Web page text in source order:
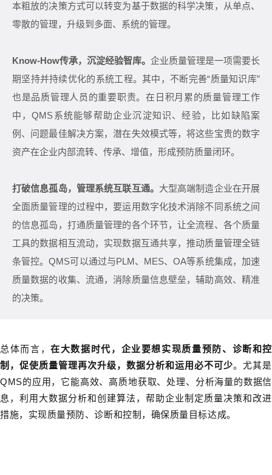
本粗放的决策方式可以转变为基于数据的科学决策，从单点、
零散的管理，升级到多面、系统的管理。
Know-How传承，沉淀经验智库。 企业质量管理是一项需要长
期坚持并持续优化的系统工程。其中，不断完善“质量知识库”
也是品质管理人员的重要职责。在日积月累的质量管理工作
中，QMS系统能够帮助企业沉淀知识、经验，比如缺陷案
例、问题最佳解决方案，潜在失效模式等，将这些宝贵的数字
资产在企业内部流转、传承、增值，形成预防质量闭环。
打破信息孤岛，管理系统互联互通。 大型高端制造企业在开展
全面质量管理的过程中，要运用数字化技术消除不同系统之间
的信息孤岛，打通质量管理的各个环节，让全流程、各个质量
工具的数据相互流动，实现数据互通共享，推动质量管理全链
条管控。QMS可以通过与PLM、MES、OA等系统集成，加速
质量数据的收集、流通，消除质量信息壁垒，辅助高效、精准
的决策。
总体而言，在大数据时代，企业要想实现质量预防、诊断和控
制，促使质量管理再次升级，数据分析和运用必不可少。尤其是
QMS的应用，它能高效、高质地获取、处理、分析海量的数据信
息，利用大数据分析和创建算法，帮助企业制定质量决策和改进
措施，实现质量预防、诊断和控制，确保质量目标达成。